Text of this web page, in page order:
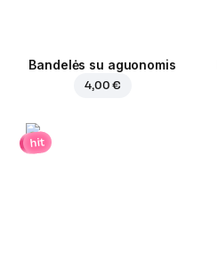
Bandelės su aguonomis
4,00 €
hit